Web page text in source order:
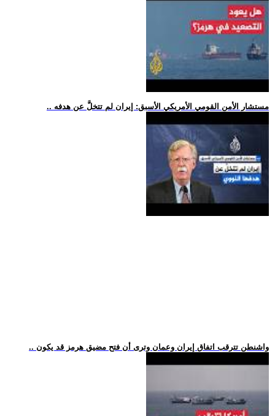
.. مستشار الأمن القومي الأمريكي الأسبق: إيران لم تتخلَّ عن هدفه
.. واشنطن تترقب اتفاق إيران وعمان وترى أن فتح مضيق هرمز قد يكون